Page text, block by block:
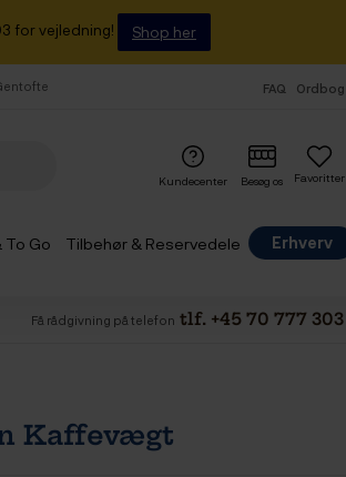
for vejledning! Shop her
FAQ Ordbog
Favoritter
Kundecenter Besøg os
To Go Tilbehør & Reservedele
Erhverv
Få rådgivning på telefon tlf. +45 70 777 303
Kaffevægt